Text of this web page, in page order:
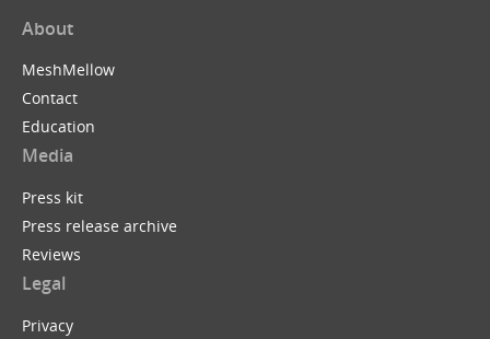
About
MeshMellow
Contact
Education
Media
Press kit
Press release archive
Reviews
Legal
Privacy